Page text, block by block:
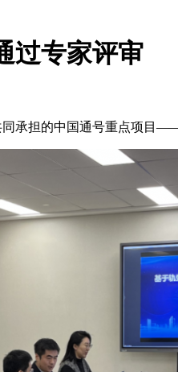
过专家评审
承担的中国通号重点项目